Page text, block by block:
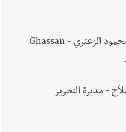
الصحافي السفير غسان محمود الزعتري - Ghassan
- مديرة التحرير